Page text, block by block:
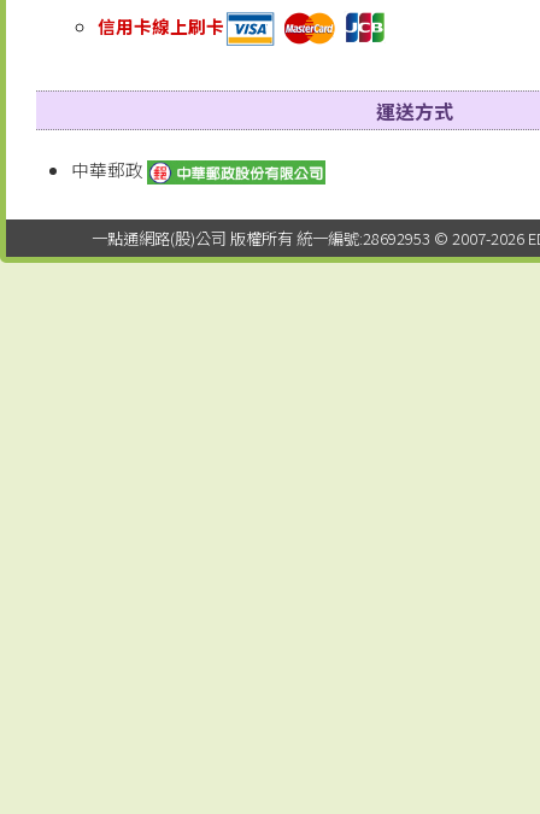
信用卡線上刷卡
運送方式
中華郵政
一點通網路(股)公司 版權所有 統一編號:28692953 © 2007-2026